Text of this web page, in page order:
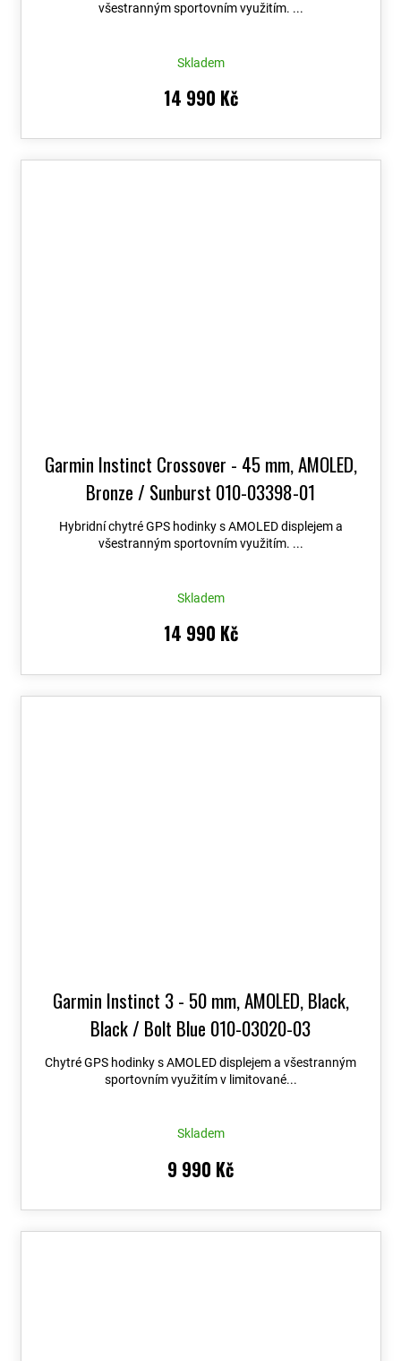
všestranným sportovním využitím. ...
Skladem
14 990 Kč
Garmin Instinct Crossover - 45 mm, AMOLED,
Bronze / Sunburst 010-03398-01
Hybridní chytré GPS hodinky s AMOLED displejem a
všestranným sportovním využitím. ...
Skladem
14 990 Kč
Garmin Instinct 3 - 50 mm, AMOLED, Black,
Black / Bolt Blue 010-03020-03
Chytré GPS hodinky s AMOLED displejem a všestranným
sportovním využitím v limitované...
Skladem
9 990 Kč